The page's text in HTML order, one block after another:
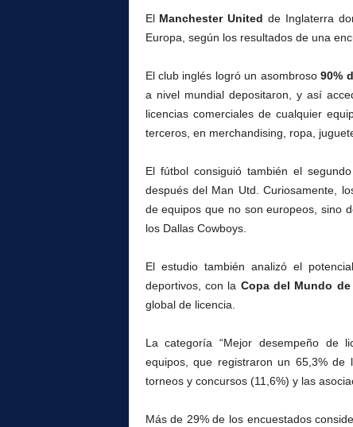
El Manchester United de Inglaterra
Europa, según los resultados de una
El club inglés logró un asombroso90%
a nivel mundial depositaron, y así
licencias comerciales de cualquier
terceros, en merchandising, ropa,
El fútbol consiguió también el
después del Man Utd. Curiosamente,
de equipos que no son europeos, sino
los Dallas Cowboys.
El estudio también analizó el
deportivos, con la Copa del Mundo
global de licencia.
La categoría “Mejor desempeño de
equipos, que registraron un 65,3% de
torneos y concursos (11,6%) y las
Más de 29% de los encuestados